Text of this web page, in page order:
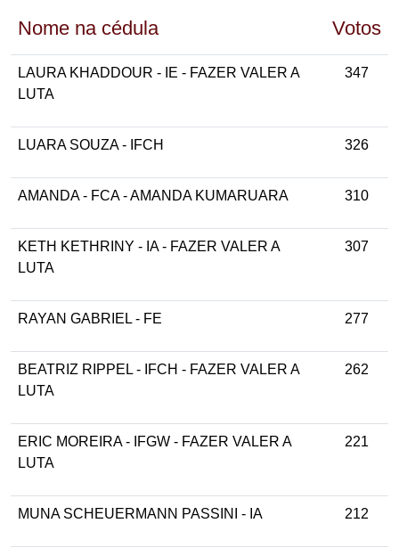
Nome na cédula Votos
LAURA KHADDOUR - IE - FAZER VALER A
LUTA
347
LUARA SOUZA - IFCH 326
AMANDA - FCA - AMANDA KUMARUARA 310
KETH KETHRINY - IA - FAZER VALER A
LUTA
307
RAYAN GABRIEL - FE 277
BEATRIZ RIPPEL - IFCH - FAZER VALER A
LUTA
262
ERIC MOREIRA - IFGW - FAZER VALER A
LUTA
221
MUNA SCHEUERMANN PASSINI - IA 212